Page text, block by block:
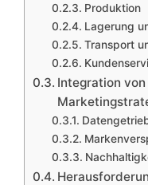
Produktion
Lagerung
Transport
Integration